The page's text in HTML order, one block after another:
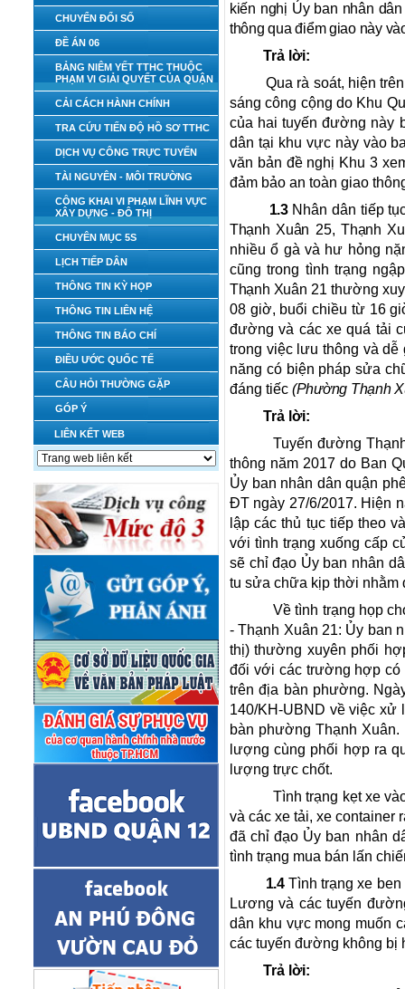
CHUYỂN ĐỔI SỐ
ĐỀ ÁN 06
BẢNG NIÊM YẾT TTHC THUỘC
PHẠM VI GIẢI QUYẾT CỦA QUẬN
CẢI CÁCH HÀNH CHÍNH
TRA CỨU TIẾN ĐỘ HỒ SƠ TTHC
DỊCH VỤ CÔNG TRỰC TUYẾN
TÀI NGUYÊN - MÔI TRƯỜNG
CÔNG KHAI VI PHẠM LĨNH VỰC
XÂY DỰNG - ĐÔ THỊ
CHUYÊN MỤC 5S
LỊCH TIẾP DÂN
THÔNG TIN KỲ HỌP
THÔNG TIN LIÊN HỆ
THÔNG TIN BÁO CHÍ
ĐIỀU ƯỚC QUỐC TẾ
CÂU HỎI THƯỜNG GẶP
GÓP Ý
LIÊN KẾT WEB
kiến nghị Ủy ban nhân
thông qua điểm giao này
Trả lời:
Qua rà soát, hiện
sáng công cộng do Khu
của hai tuyến đường này
dân tại khu vực này vào
văn bản đề nghị Khu 3
đảm bảo an toàn giao
1.3 Nhân dân tiếp
Thạnh Xuân 25,Thạnh
nhiều ổ gà và hư hỏng
cũng trong tình trạng
Thạnh Xuân 21 thường
08 giờ, buổi chiều từ 16
đường và các xe quá tải
trong việc lưu thông và
năng có biện pháp sửa
đáng tiếc (Phường Thạnh
Trả lời:
Tuyến đường
thông năm 2017 do Ban
Ủy ban nhân dân quận
ĐT ngày 27/6/2017. Hiện
lập các thủ tục tiếp theo
với tình trạng xuống cấp
sẽ chỉ đạo Ủy ban nhân
tu sửa chữa kịp thời nhằm
Về tình trạng họp
- Thạnh Xuân 21: Ủy ban
thị) thường xuyên phối
đối với các trường hợp có
trên địa bàn phường.
140/KH-UBND về việc xử
bàn phường Thạnh
lượng cùng phối hợp ra
lượng trực chốt.
Tình trạng kẹt xe
và các xe tải, xe container
đã chỉ đạo Ủy ban nhân
tình trạng mua bán lấn
1.4 Tình trạng xe
Lương và các tuyến
dân khu vực mong muốn
các tuyến đường không bị
Trả lời: